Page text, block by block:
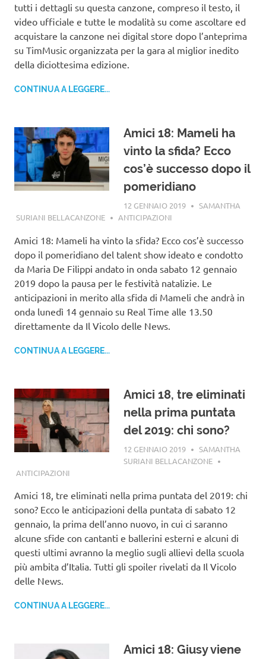
tutti i dettagli su questa canzone, compreso il testo, il
video ufficiale e tutte le modalità su come ascoltare ed
acquistare la canzone nei digital store dopo l’anteprima
su TimMusic organizzata per la gara al miglior inedito
della diciottesima edizione.
CONTINUA A LEGGERE...
Amici 18: Mameli ha
vinto la sfida? Ecco
cos’è successo dopo il
pomeridiano
12 GENNAIO 2019
SAMANTHA
SURIANI BELLACANZONE
ANTICIPAZIONI
Amici 18: Mameli ha vinto la sfida? Ecco cos’è successo
dopo il pomeridiano del talent show ideato e condotto
da Maria De Filippi andato in onda sabato 12 gennaio
2019 dopo la pausa per le festività natalizie. Le
anticipazioni in merito alla sfida di Mameli che andrà in
onda lunedì 14 gennaio su Real Time alle 13.50
direttamente da Il Vicolo delle News.
CONTINUA A LEGGERE...
Amici 18, tre eliminati
nella prima puntata
del 2019: chi sono?
12 GENNAIO 2019
SAMANTHA
SURIANI BELLACANZONE
ANTICIPAZIONI
Amici 18, tre eliminati nella prima puntata del 2019: chi
sono? Ecco le anticipazioni della puntata di sabato 12
gennaio, la prima dell’anno nuovo, in cui ci saranno
alcune sfide con cantanti e ballerini esterni e alcuni di
questi ultimi avranno la meglio sugli allievi della scuola
più ambita d’Italia. Tutti gli spoiler rivelati da Il Vicolo
delle News.
CONTINUA A LEGGERE...
Amici 18: Giusy viene